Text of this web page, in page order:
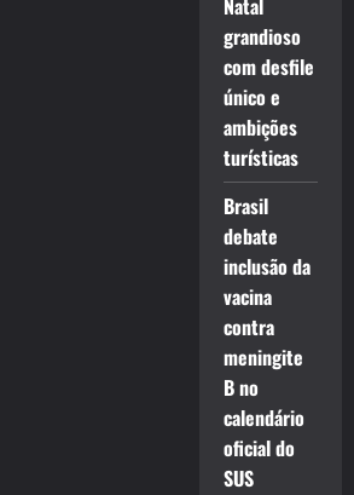
Natal
grandioso
com desfile
único e
ambições
turísticas
Brasil
debate
inclusão da
vacina
contra
meningite
B no
calendário
oficial do
SUS